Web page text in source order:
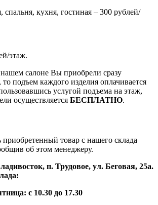
спальня, кухня, гостиная – 300 рублей/
этаж.
салоне Вы приобрели сразу
то подъем каждого изделия оплачивается
услугой подъема на этаж,
осуществляется БЕСПЛАТНО.
товар с нашего склада
об этом менеджеру.
п. Трудовое, ул. Беговая, 25а.
с 10.30 до 17.30